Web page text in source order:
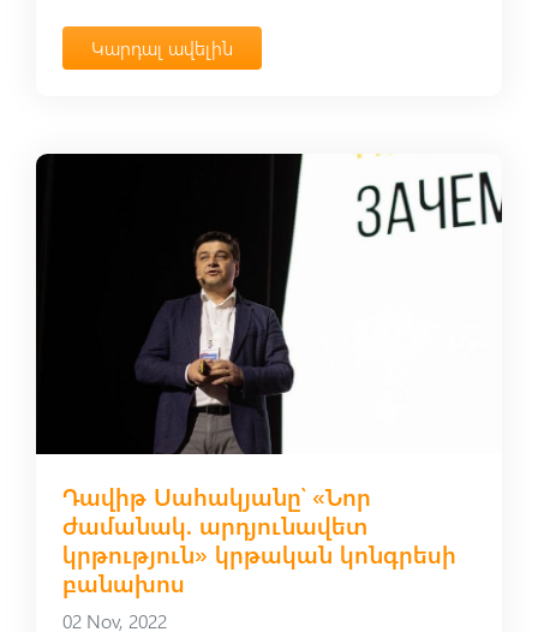
Կարդալ ավելին
Դավիթ Սահակյանը՝ «Նոր
ժամանակ. արդյունավետ
կրթություն» կրթական կոնգրեսի
բանախոս
02 Nov, 2022